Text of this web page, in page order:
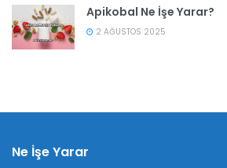
Apikobal Ne İşe Yarar?
2 AĞUSTOS 2025
Ne İşe Yarar